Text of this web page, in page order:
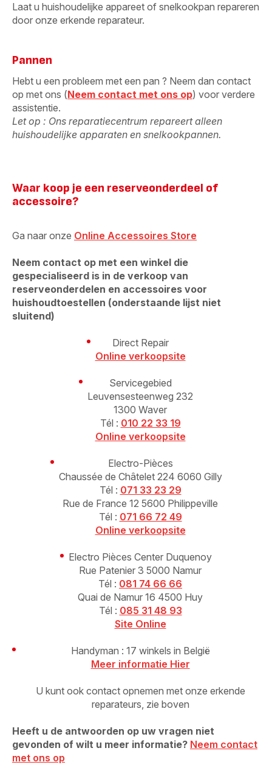
Laat u huishoudelijke appareet of snelkookpan repareren
door onze erkende reparateur.
Pannen
Hebt u een probleem met een pan ? Neem dan contact
op met ons (Neem contact met ons op) voor verdere
assistentie.
Let op : Ons reparatiecentrum repareert alleen
huishoudelijke apparaten en snelkookpannen.
Waar koop je een reserveonderdeel of
accessoire?
Ga naar onze Online Accessoires Store
Neem contact op met een winkel die
gespecialiseerd is in de verkoop van
reserveonderdelen en accessoires voor
huishoudtoestellen (onderstaande lijst niet
sluitend)
Direct Repair
Online verkoopsite
Servicegebied
Leuvensesteenweg 232
1300 Waver
Tél : 010 22 33 19
Online verkoopsite
Electro-Pièces
Chaussée de Châtelet 224 6060 Gilly
Tél : 071 33 23 29
Rue de France 12 5600 Philippeville
Tél : 071 66 72 49
Online verkoopsite
Electro Pièces Center Duquenoy
Rue Patenier 3 5000 Namur
Tél : 081 74 66 66
Quai de Namur 16 4500 Huy
Tél : 085 31 48 93
Site Online
Handyman : 17 winkels in België
Meer informatie Hier
U kunt ook contact opnemen met onze erkende
reparateurs, zie boven
Heeft u de antwoorden op uw vragen niet
gevonden of wilt u meer informatie? Neem contact
met ons op